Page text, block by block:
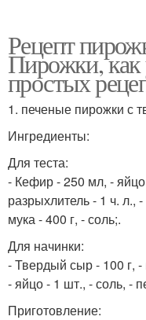
Рецепт
Пирожки,
простых
1. печеные пирожки с
Ингредиенты:
Для теста:
- Кефир - 250 мл, -
разрыхлитель - 1 ч. л.,
мука - 400 г, - соль;.
Для начинки:
- Твердый сыр - 100 г, -
- яйцо - 1 шт., - соль, -
Приготовление: